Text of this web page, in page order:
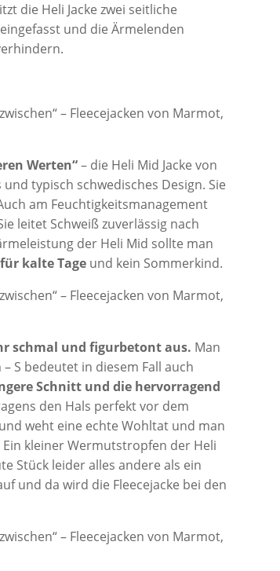
die Heli Jacke zwei seitliche
und die Ärmelenden
Werten“– die Heli Mid Jacke von
typisch schwedisches Design. Sie
am Feuchtigkeitsmanagement
leitet Schweiß zuverlässig nach
der Heli Mid sollte man
kalte Tage und kein Sommerkind.
schmal und figurbetont aus. Man
S bedeutet in diesem Fall auch
Schnitt und die hervorragend
den Hals perfekt vor dem
weht eine echte Wohltat und man
kleiner Wermutstropfen der Heli
Stück leider alles andere als ein
und da wird die Fleecejacke bei den